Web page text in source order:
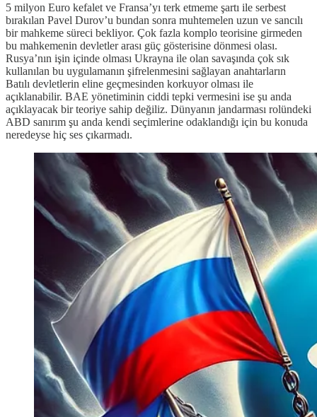
5 milyon Euro kefalet ve Fransa’yı terk etmeme şartı ile serbest
bırakılan Pavel Durov’u bundan sonra muhtemelen uzun ve sancılı
bir mahkeme süreci bekliyor. Çok fazla komplo teorisine girmeden
bu mahkemenin devletler arası güç gösterisine dönmesi olası.
Rusya’nın işin içinde olması Ukrayna ile olan savaşında çok sık
kullanılan bu uygulamanın şifrelenmesini sağlayan anahtarların
Batılı devletlerin eline geçmesinden korkuyor olması ile
açıklanabilir. BAE yönetiminin ciddi tepki vermesini ise şu anda
açıklayacak bir teoriye sahip değiliz. Dünyanın jandarması rolündeki
ABD sanırım şu anda kendi seçimlerine odaklandığı için bu konuda
neredeyse hiç ses çıkarmadı.